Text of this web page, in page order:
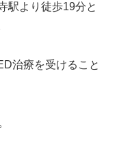
駅より徒歩19分と
治療を受けること